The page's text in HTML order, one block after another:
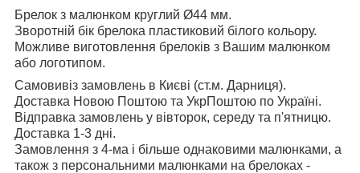
Брелок з малюнком круглий Ø44 мм.
Зворотній бік брелока пластиковий білого кольору.
Можливе виготовлення брелоків з Вашим малюнком
або логотипом.
Самовивіз замовлень в Києві (ст.м. Дарниця).
Доставка Новою Поштою та УкрПоштою по Україні.
Відправка замовлень у вівторок, середу та п'ятницю.
Доставка 1-3 дні.
Замовлення з 4-ма і більше однаковими малюнками, а
також з персональними малюнками на брелоках -